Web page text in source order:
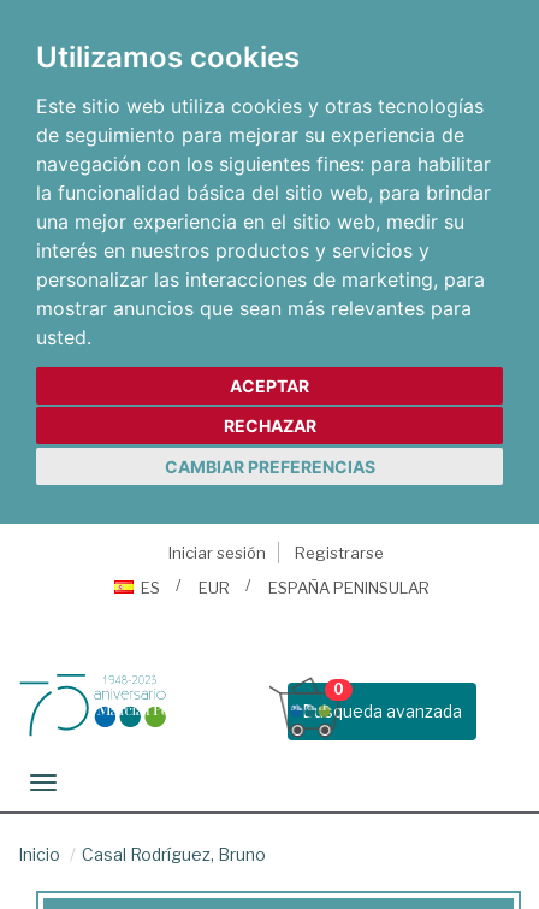
Utilizamos cookies
Este sitio web utiliza cookies y otras tecnologías
de seguimiento para mejorar su experiencia de
navegación con los siguientes fines: para habilitar
la funcionalidad básica del sitio web, para brindar
una mejor experiencia en el sitio web, medir su
interés en nuestros productos y servicios y
personalizar las interacciones de marketing, para
mostrar anuncios que sean más relevantes para
usted.
ACEPTAR
RECHAZAR
CAMBIAR PREFERENCIAS
Iniciar sesión
Registrarse
ES
EUR ESPAÑA PENINSULAR
Busqueda avanzada
0
Toggle navigation
Inicio Casal Rodríguez, Bruno